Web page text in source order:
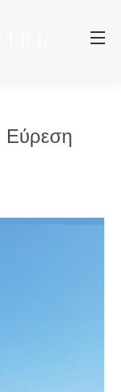
Εύρεση